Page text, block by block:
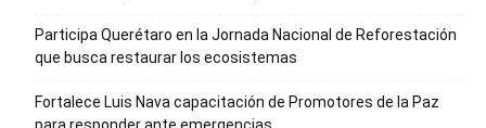
Participa Querétaro en la Jornada Nacional de Reforestación
que busca restaurar los ecosistemas
Fortalece Luis Nava capacitación de Promotores de la Paz